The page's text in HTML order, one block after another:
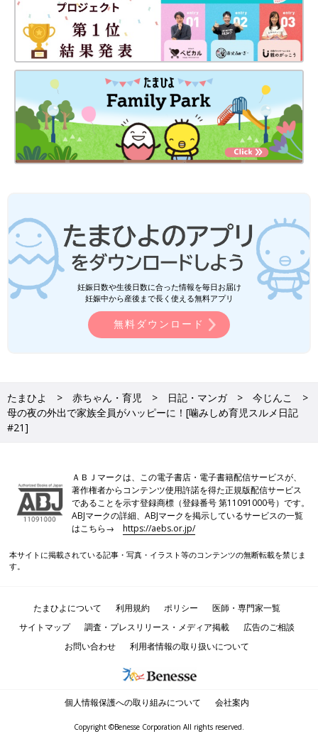
妊娠日数や生後日数に合った情報を毎日お届け
妊娠中から産後まで長く使える無料アプリ
無料ダウンロード
たまひよ 赤ちゃん・育児 日記・マンガ
今じんこ
母の夜の外出で家族全員がハッピーに！[噛みしめ育児スルメ日記
#21]
ＡＢＪマークは、この電子書店・電子書籍配信サービスが、
著作権者からコンテンツ使用許諾を得た正規版配信サービス
であることを示す登録商標（登録番号 第11091000号）です。
ABJマークの詳細、ABJマークを掲示しているサービスの一覧
はこちら→https://aebs.or.jp/
本サイトに掲載されている記事・写真・イラスト等のコンテンツの無断転載を禁じま
す。
たまひよについて 利用規約 ポリシー
医師・専門家一覧
サイトマップ
調査・プレスリリース・メディア掲載
広告のご相談
お問い合わせ
利用者情報の取り扱いについて
個人情報保護への取り組みについて 会社案内
Copyright ©Benesse Corporation All rights reserved.